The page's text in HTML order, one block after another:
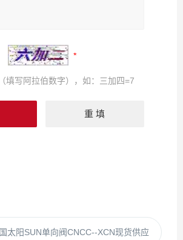
填写阿拉伯数字），如：三加四=7
太阳SUN单向阀CNCC--XCN现货供应